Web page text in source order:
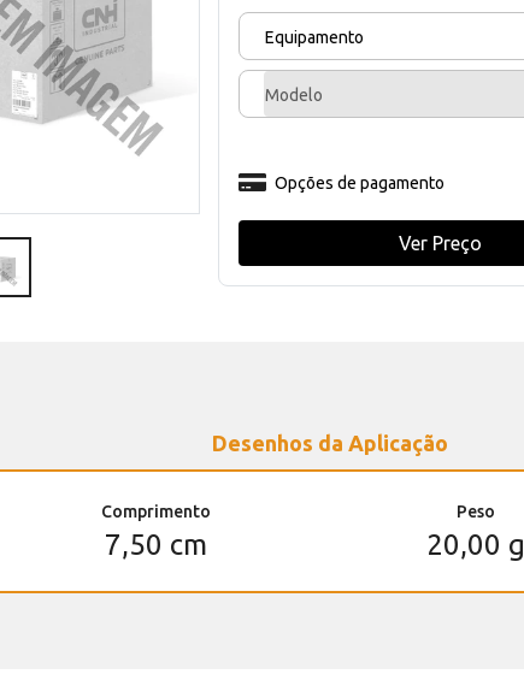
Equipamento
Modelo
Opções de pagamento
Ver Preço
Desenhos da Aplicação
Comprimento
7,50 cm
Peso
20,00 g